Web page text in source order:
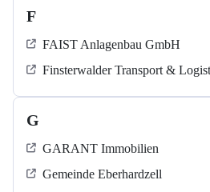
F
FAIST Anlagenbau GmbH
Finsterwalder Transport &
G
GARANT Immobilien
Gemeinde Eberhardzell